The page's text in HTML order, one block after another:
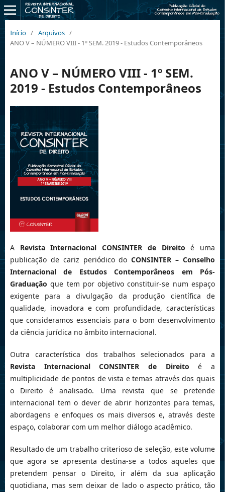
Início / Arquivos /
ANO V – NÚMERO VIII - 1º SEM. 2019 - Estudos Contemporâneos
ANO V – NÚMERO VIII - 1º SEM.
2019 - Estudos Contemporâneos
A Revista Internacional CONSINTER de Direito é uma
publicação de cariz periódico doCONSINTER – Conselho
Internacional de Estudos Contemporâneos em Pós-
Graduação que tem por objetivo constituir-se num espaço
exigente para a divulgação da produção científica de
qualidade, inovadora e com profundidade, características
que consideramos essenciais para o bom desenvolvimento
da ciência jurídica no âmbito internacional.
Outra característica dos trabalhos selecionados para a
Revista Internacional CONSINTER de Direito é a
multiplicidade de pontos de vista e temas através dos quais
o Direito é analisado. Uma revista que se pretende
internacional tem o dever de abrir horizontes para temas,
abordagens e enfoques os mais diversos e, através deste
espaço, colaborar com um melhor diálogo acadêmico.
Resultado de um trabalho criterioso de seleção, este volume
que agora se apresenta destina-se a todos aqueles que
pretendem pensar o Direito, ir além da sua aplicação
quotidiana, mas sem deixar de lado o aspecto prático, tão